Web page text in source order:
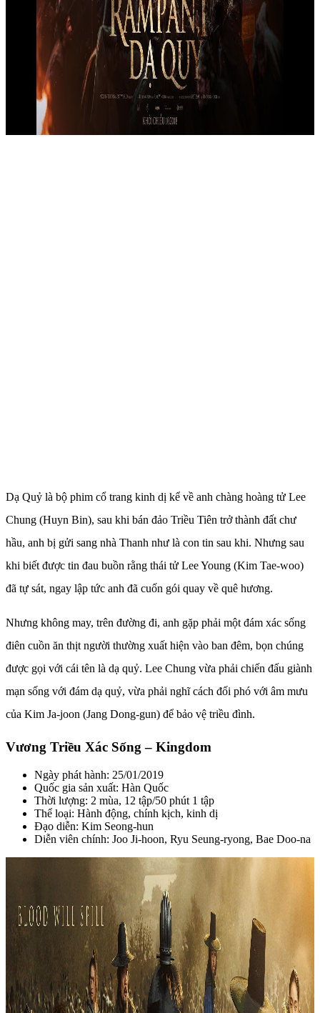
Dạ Quỷ là bộ phim cổ trang kinh dị kể về anh chàng hoàng tử Lee
Chung (Huyn Bin), sau khi bán đảo Triều Tiên trở thành đất chư
hầu, anh bị gửi sang nhà Thanh như là con tin sau khi. Nhưng sau
khi biết được tin đau buồn rằng thái tử Lee Young (Kim Tae-woo)
đã tự sát, ngay lập tức anh đã cuốn gói quay về quê hương.
Nhưng không may, trên đường đi, anh gặp phải một đám xác sống
điên cuồn ăn thịt người thường xuất hiện vào ban đêm, bọn chúng
được gọi với cái tên là dạ quỷ. Lee Chung vừa phải chiến đấu giành
mạn sống với đám dạ quỷ, vừa phải nghĩ cách đối phó với âm mưu
của Kim Ja-joon (Jang Dong-gun) để bảo vệ triều đình.
Vương Triều Xác Sống – Kingdom
Ngày phát hành: 25/01/2019
Quốc gia sản xuất: Hàn Quốc
Thời lượng: 2 mùa, 12 tập/50 phút 1 tập
Thể loại: Hành động, chính kịch, kinh dị
Đạo diễn: Kim Seong-hun
Diễn viên chính: Joo Ji-hoon, Ryu Seung-ryong, Bae Doo-na